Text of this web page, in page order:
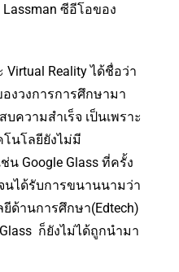
Lassman ซีอีโอของ
Virtual Reality ได้ชื่อว่า
งวงการการศึกษามา
ความสำเร็จ เป็นเพราะ
โนโลยียังไม่มี
น Google Glass ที่ครั้ง
นได้รับการขนานนามว่า
ด้านการศึกษา(Edtech)
ก็ยังไม่ได้ถูกนำมา